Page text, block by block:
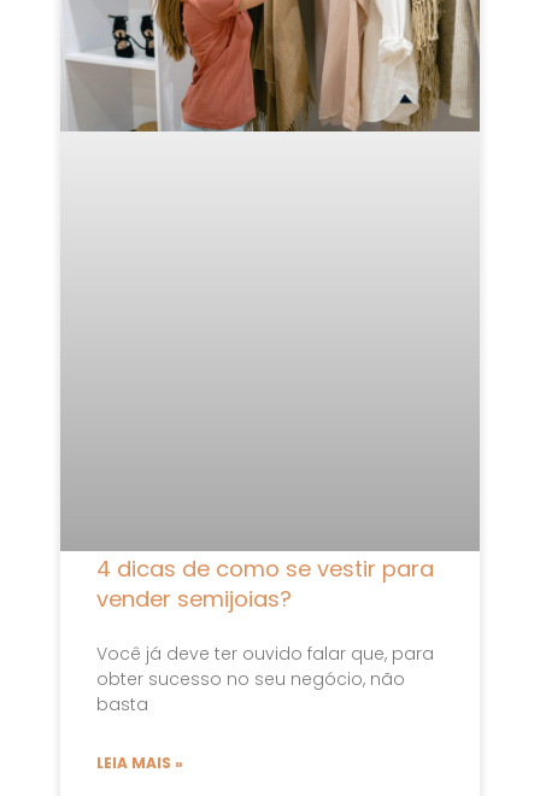
4 dicas de como se vestir para
vender semijoias?
Você já deve ter ouvido falar que, para
obter sucesso no seu negócio, não
basta
LEIA MAIS »